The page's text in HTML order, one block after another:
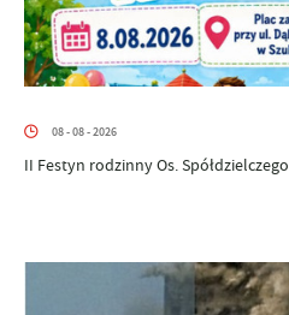
08 - 08 - 2026
II Festyn rodzinny Os. Spółdzielczego